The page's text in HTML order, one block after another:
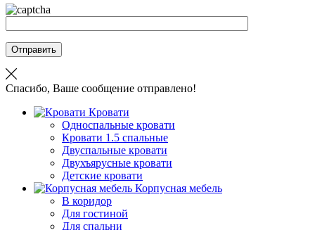
Отправить
Спасибо, Ваше сообщение отправлено!
Кровати
Односпальные кровати
Кровати 1.5 спальные
Двуспальные кровати
Двухъярусные кровати
Детские кровати
Корпусная мебель
В коридор
Для гостиной
Для спальни